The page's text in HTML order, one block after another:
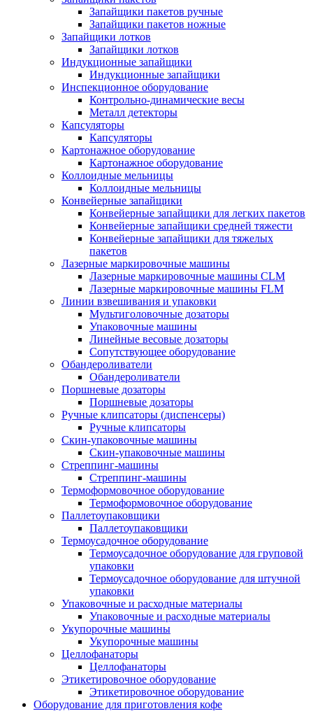
Запайщики пакетов ручные
Запайщики пакетов ножные
Запайщики лотков
Запайщики лотков
Индукционные запайщики
Индукционные запайщики
Инспекционное оборудование
Контрольно-динамические весы
Металл детекторы
Капсуляторы
Капсуляторы
Картонажное оборудование
Картонажное оборудование
Коллоидные мельницы
Коллоидные мельницы
Конвейерные запайщики
Конвейерные запайщики для легких пакетов
Конвейерные запайщики средней тяжести
Конвейерные запайщики для тяжелых
пакетов
Лазерные маркировочные машины
Лазерные маркировочные машины CLM
Лазерные маркировочные машины FLM
Линии взвешивания и упаковки
Мультиголовочные дозаторы
Упаковочные машины
Линейные весовые дозаторы
Сопутствующее оборудование
Обандероливатели
Обандероливатели
Поршневые дозаторы
Поршневые дозаторы
Ручные клипсаторы (диспенсеры)
Ручные клипсаторы
Скин-упаковочные машины
Скин-упаковочные машины
Стреппинг-машины
Стреппинг-машины
Термоформовочное оборудование
Термоформовочное оборудование
Паллетоупаковщики
Паллетоупаковщики
Термоусадочное оборудование
Термоусадочное оборудование для груповой
упаковки
Термоусадочное оборудование для штучной
упаковки
Упаковочные и расходные материалы
Упаковочные и расходные материалы
Укупорочные машины
Укупорочные машины
Целлофанаторы
Целлофанаторы
Этикетировочное оборудование
Этикетировочное оборудование
Оборудование для приготовления кофе